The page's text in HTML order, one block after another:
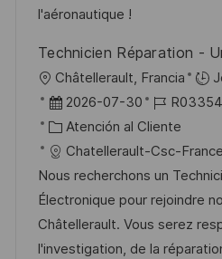
u
l
i
c
a
c
i
ó
n
í
l'aéronautique !
Technicien Réparation -
U
b
c
a
c
i
ó
Châtellerault, Francia
F
e
c
h
a
d
e
2026-07-30
I
D
d
e
e
m
p
C
a
t
e
g
o
Atención al Cliente
Chatellerault-Csc-France
Nous recherchons un
Électronique pour rejoindre
Châtellerault. Vous serez
l'investigation, de la